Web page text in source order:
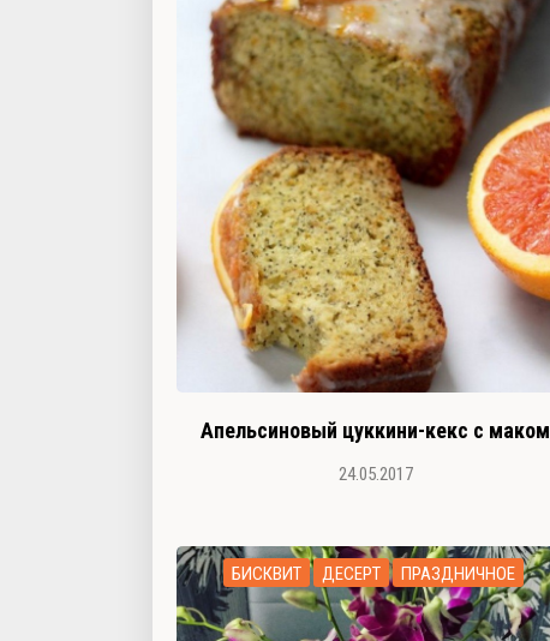
Апельсиновый цуккини-кекс с маком
24.05.2017
БИСКВИТ ДЕСЕРТ ПРАЗДНИЧНОЕ